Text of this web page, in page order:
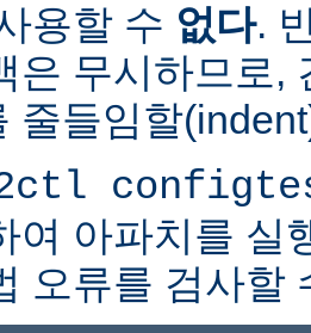
용할 수 없다.
은 무시하므로,
줄들임할
여 아파치를 실
오류를 검사할